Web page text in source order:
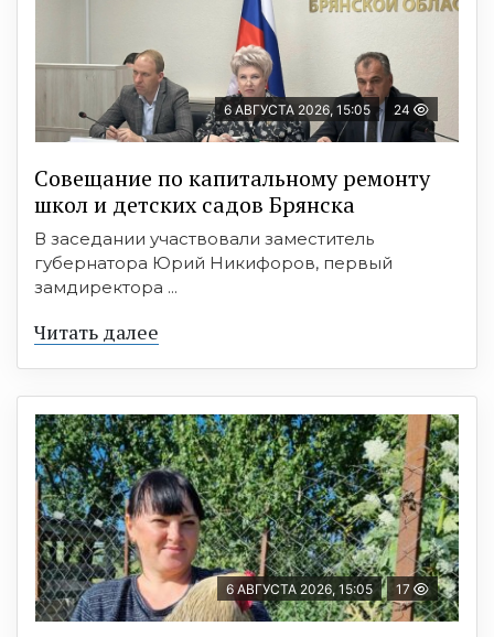
6 АВГУСТА 2026, 15:05 24
Совещание по капитальному ремонту
школ и детских садов Брянска
В заседании участвовали заместитель
губернатора Юрий Никифоров, первый
замдиректора ...
Читать далее
6 АВГУСТА 2026, 15:05 17